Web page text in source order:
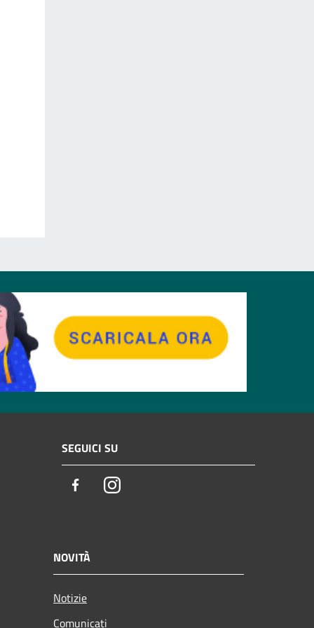
SEGUICI SU
FacebookInstagram
NOVITÀ
Notizie
Comunicati